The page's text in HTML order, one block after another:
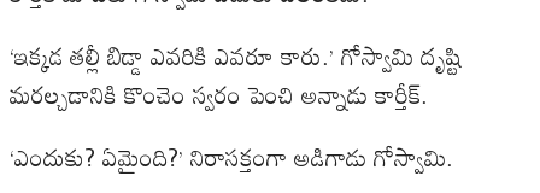
‘ఇక్కడ తల్లీ బిడ్డా ఎవరికి ఎవరూ కారు.’ గోస్వామి దృష్టి
మరల్చడానికి కొంచెం స్వరం పెంచి అన్నాడు కార్తీక్.
‘ఎందుకు? ఏమైంది?’ నిరాసక్తంగా అడిగాడు గోస్వామి.